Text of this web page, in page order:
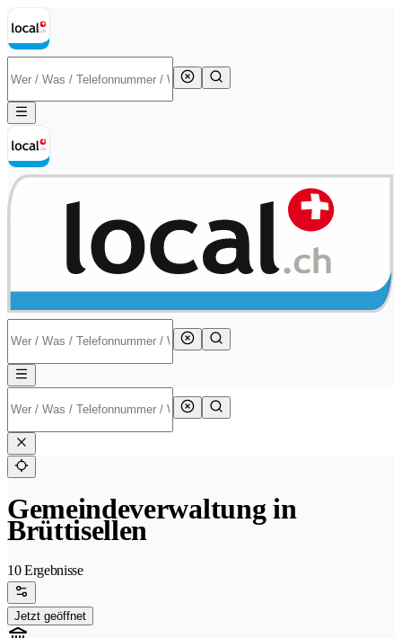
Gemeindeverwaltung in
Brüttisellen
10 Ergebnisse
Jetzt geöffnet